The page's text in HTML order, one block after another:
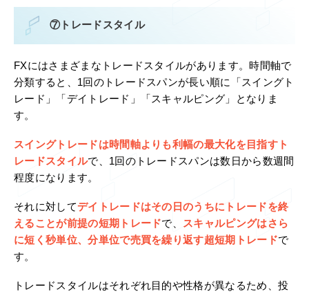
⑦トレードスタイル
FXにはさまざまなトレードスタイルがあります。時間軸で
分類すると、1回のトレードスパンが長い順に「スイングト
レード」「デイトレード」「スキャルピング」となりま
す。
スイングトレードは時間軸よりも利幅の最大化を目指すト
レードスタイルで、1回のトレードスパンは数日から数週間
程度になります。
それに対してデイトレードはその日のうちにトレードを終
えることが前提の短期トレードで、 スキャルピングはさら
に短く秒単位、分単位で売買を繰り返す超短期トレードで
す。
トレードスタイルはそれぞれ目的や性格が異なるため、投